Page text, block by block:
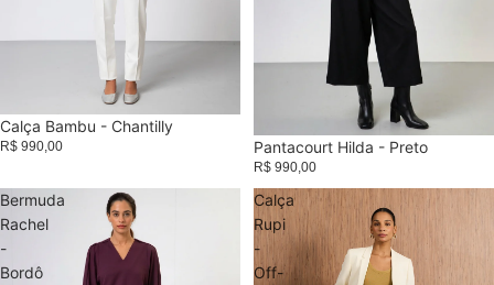
Calça Bambu - Chantilly
R$ 990,00 Esgotado
Pantacourt Hilda - Preto
R$ 990,00
Bermuda
Rachel
-
Bordô
Calça
Rupi
-
Off-